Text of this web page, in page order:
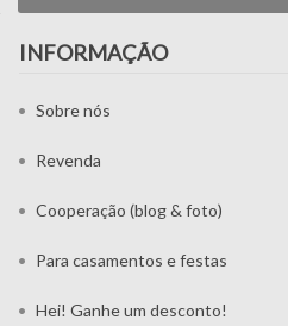
INFORMAÇÃO
Sobre nós
Revenda
Cooperação (blog & foto)
Para casamentos e festas
Hei! Ganhe um desconto!